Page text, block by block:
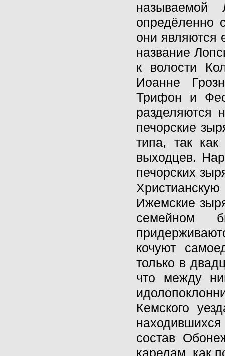
называемой
опредёленно
они являются
название
к волости
Иоанне
Трифон и
разделяются
печорские
типа, так
выходцев.
печорских
Ижемские
семейном
кочуют
только в
что между
Кемского
находившихся
состав
карелам, как